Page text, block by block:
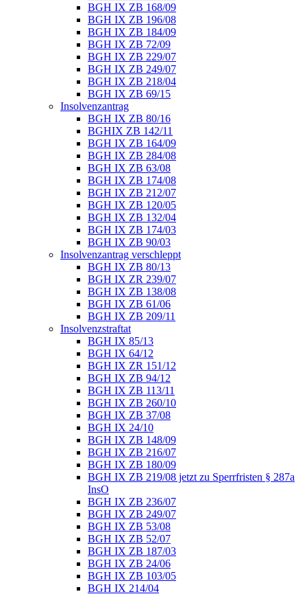
BGH IX ZB 168/09
BGH IX ZB 196/08
BGH IX ZB 184/09
BGH IX ZB 72/09
BGH IX ZB 229/07
BGH IX ZB 249/07
BGH IX ZB 218/04
BGH IX ZB 69/15
Insolvenzantrag
BGH IX ZB 80/16
BGHIX ZB 142/11
BGH IX ZB 164/09
BGH IX ZB 284/08
BGH IX ZB 63/08
BGH IX ZB 174/08
BGH IX ZB 212/07
BGH IX ZB 120/05
BGH IX ZB 132/04
BGH IX ZB 174/03
BGH IX ZB 90/03
Insolvenzantrag verschleppt
BGH IX ZB 80/13
BGH IX ZR 239/07
BGH IX ZB 138/08
BGH IX ZB 61/06
BGH IX ZB 209/11
Insolvenzstraftat
BGH IX 85/13
BGH IX 64/12
BGH IX ZR 151/12
BGH IX ZB 94/12
BGH IX ZB 113/11
BGH IX ZB 260/10
BGH IX ZB 37/08
BGH IX 24/10
BGH IX ZB 148/09
BGH IX ZB 216/07
BGH IX ZB 180/09
BGH IX ZB 219/08 jetzt zu Sperrfristen § 287a
InsO
BGH IX ZB 236/07
BGH IX ZB 249/07
BGH IX ZB 53/08
BGH IX ZB 52/07
BGH IX ZB 187/03
BGH IX ZB 24/06
BGH IX ZB 103/05
BGH IX 214/04